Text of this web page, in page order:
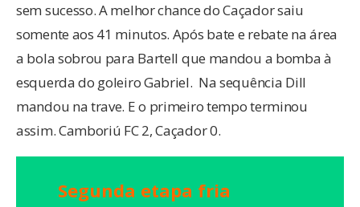
sem sucesso. A melhor chance do Caçador saiu
somente aos 41 minutos. Após bate e rebate na área
a bola sobrou para Bartell que mandou a bomba à
esquerda do goleiro Gabriel. Na sequência Dill
mandou na trave. E o primeiro tempo terminou
assim. Camboriú FC 2, Caçador 0.
Segunda etapa fria